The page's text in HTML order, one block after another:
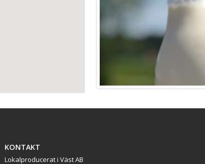
KONTAKT
Lokalproducerat i Väst AB